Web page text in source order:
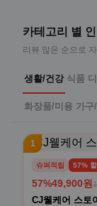
카테고리 별
리뷰 많은 순으로
생활/건강 식품
화장품/미용 가구
1
슈퍼적립 57% 할
57%49,900원
CJ웰케어 스토